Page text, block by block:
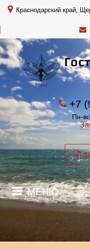
Краснодарский край,
+7
Пн-
МЕНЮ